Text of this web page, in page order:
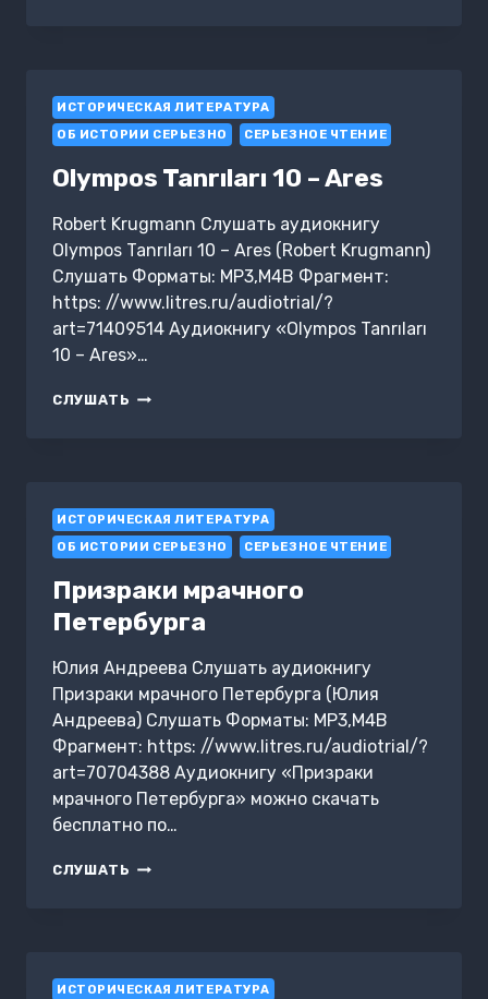
И
ЕЁ
ВЕРНОМ
ДРУГЕ
ЛОНГВЕЕ
ИСТОРИЧЕСКАЯ ЛИТЕРАТУРА
ОБ ИСТОРИИ СЕРЬЕЗНО
СЕРЬЕЗНОЕ ЧТЕНИЕ
Olympos Tanrıları 10 – Ares
Robert Krugmann Слушать аудиокнигу
Olympos Tanrıları 10 – Ares (Robert Krugmann)
Слушать Форматы: MP3,M4B Фрагмент:
https: //www.litres.ru/audiotrial/?
art=71409514 Аудиокнигу «Olympos Tanrıları
10 – Ares»…
СЛУШАТЬ OLYMPOS
ИСТОРИЧЕСКАЯ ЛИТЕРАТУРА
ОБ ИСТОРИИ СЕРЬЕЗНО
СЕРЬЕЗНОЕ ЧТЕНИЕ
Призраки мрачного
Петербурга
Юлия Андреева Слушать аудиокнигу
Призраки мрачного Петербурга (Юлия
Андреева) Слушать Форматы: MP3,M4B
Фрагмент: https: //www.litres.ru/audiotrial/?
art=70704388 Аудиокнигу «Призраки
мрачного Петербурга» можно скачать
бесплатно по…
СЛУШАТЬ ПРИЗРАКИ
ИСТОРИЧЕСКАЯ ЛИТЕРАТУРА